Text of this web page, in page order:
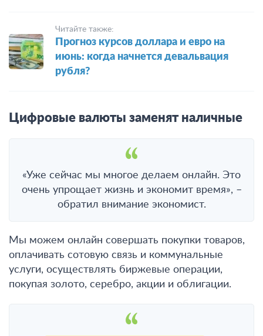
Читайте также:
Прогноз курсов доллара и евро на
июнь: когда начнется девальвация
рубля?
Цифровые валюты заменят наличные
«Уже сейчас мы многое делаем онлайн. Это
очень упрощает жизнь и экономит время», –
обратил внимание экономист.
Мы можем онлайн совершать покупки товаров,
оплачивать сотовую связь и коммунальные
услуги, осуществлять биржевые операции,
покупая золото, серебро, акции и облигации.